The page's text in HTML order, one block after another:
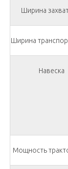
Ширина
Ширина
Навеска
Мощность